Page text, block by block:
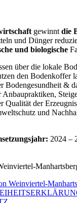
gewinnt die
und Dünger
und biologische
über die lokale
den Bodenkoffer
Bodengesundheit &
Qualität der
und
2024 –
Weinviertel-